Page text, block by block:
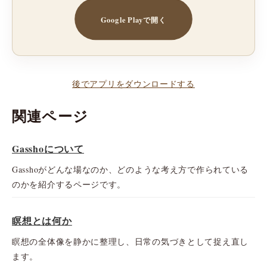
Google Playで開く
後でアプリをダウンロードする
関連ページ
Gasshoについて
Gasshoがどんな場なのか、どのような考え方で作られている
のかを紹介するページです。
瞑想とは何か
瞑想の全体像を静かに整理し、日常の気づきとして捉え直し
ます。